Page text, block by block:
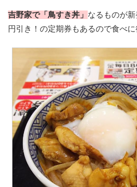
吉野家で「鳥すき丼」 なるものが
円引き！の定期券もあるので食べに